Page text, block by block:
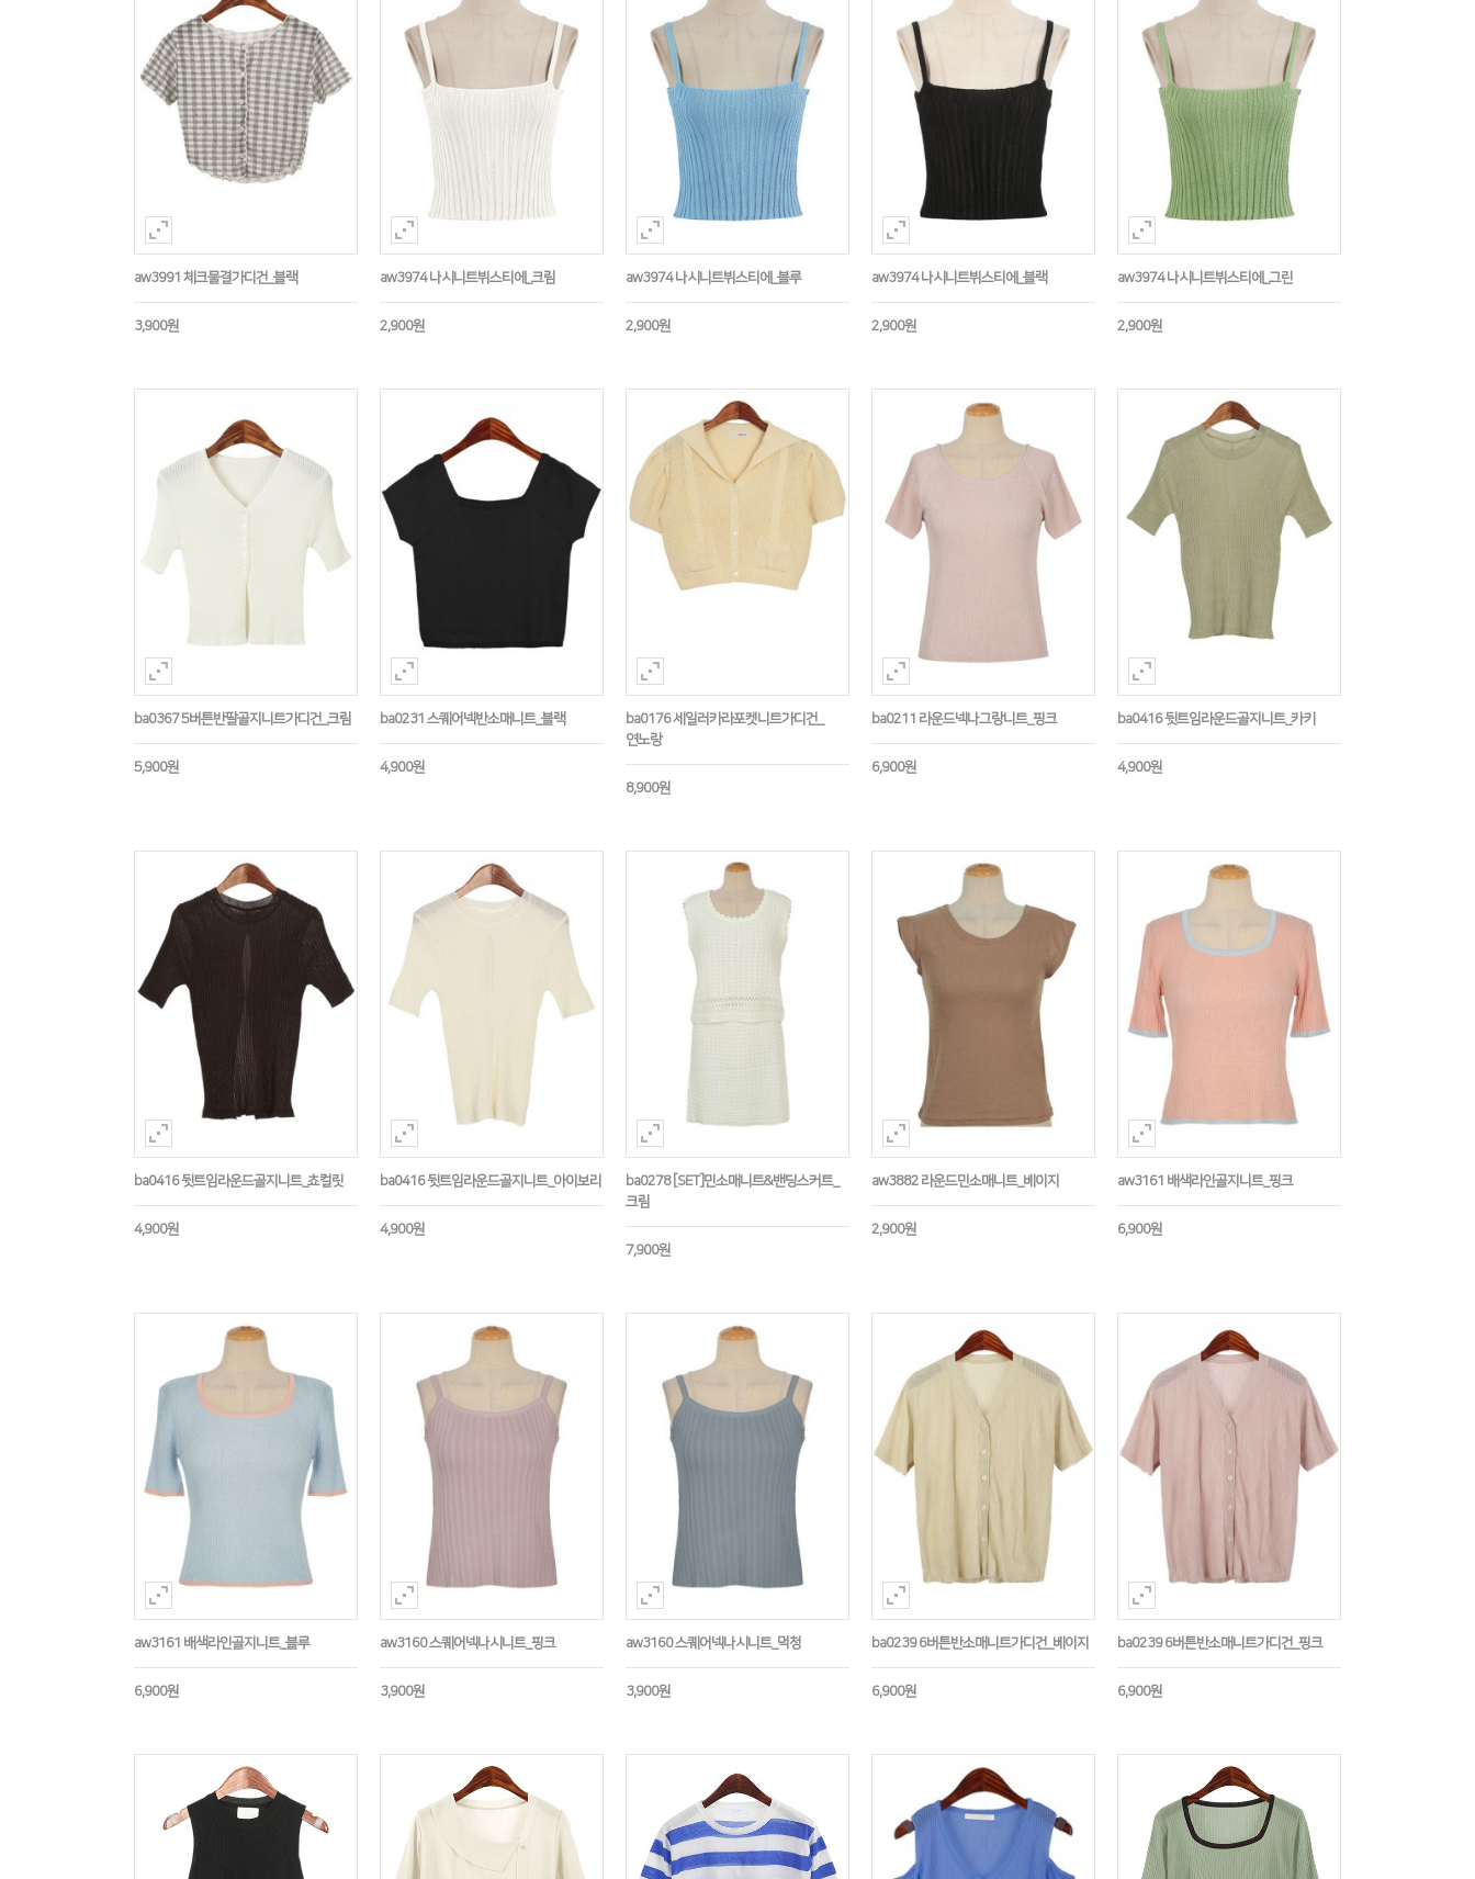
aw3991 체크물결가디건_블랙
3,900원
aw3974 나시니트뷔스티에_크림
2,900원
aw3974 나시니트뷔스티에_블루
2,900원
aw3974 나시니트뷔스티에_블랙
2,900원
aw3974 나시니트뷔스티에_그린
2,900원
ba0367 5버튼반팔골지니트가디건_크림
5,900원
ba0231 스퀘어넥반소매니트_블랙
4,900원
ba0176 세일러카라포켓니트가디건_
연노랑
8,900원
ba0211 라운드넥나그랑니트_핑크
6,900원
ba0416 뒷트임라운드골지니트_카키
4,900원
ba0416 뒷트임라운드골지니트_쵸컬릿
4,900원
ba0416 뒷트임라운드골지니트_아이보리
4,900원
ba0278 [SET]민소매니트&밴딩스커트_
크림
7,900원
aw3882 라운드민소매니트_베이지
2,900원
aw3161 배색라인골지니트_핑크
6,900원
aw3161 배색라인골지니트_블루
6,900원
aw3160 스퀘어넥나시니트_핑크
3,900원
aw3160 스퀘어넥나시니트_먹청
3,900원
ba0239 6버튼반소매니트가디건_베이지
6,900원
ba0239 6버튼반소매니트가디건_핑크
6,900원